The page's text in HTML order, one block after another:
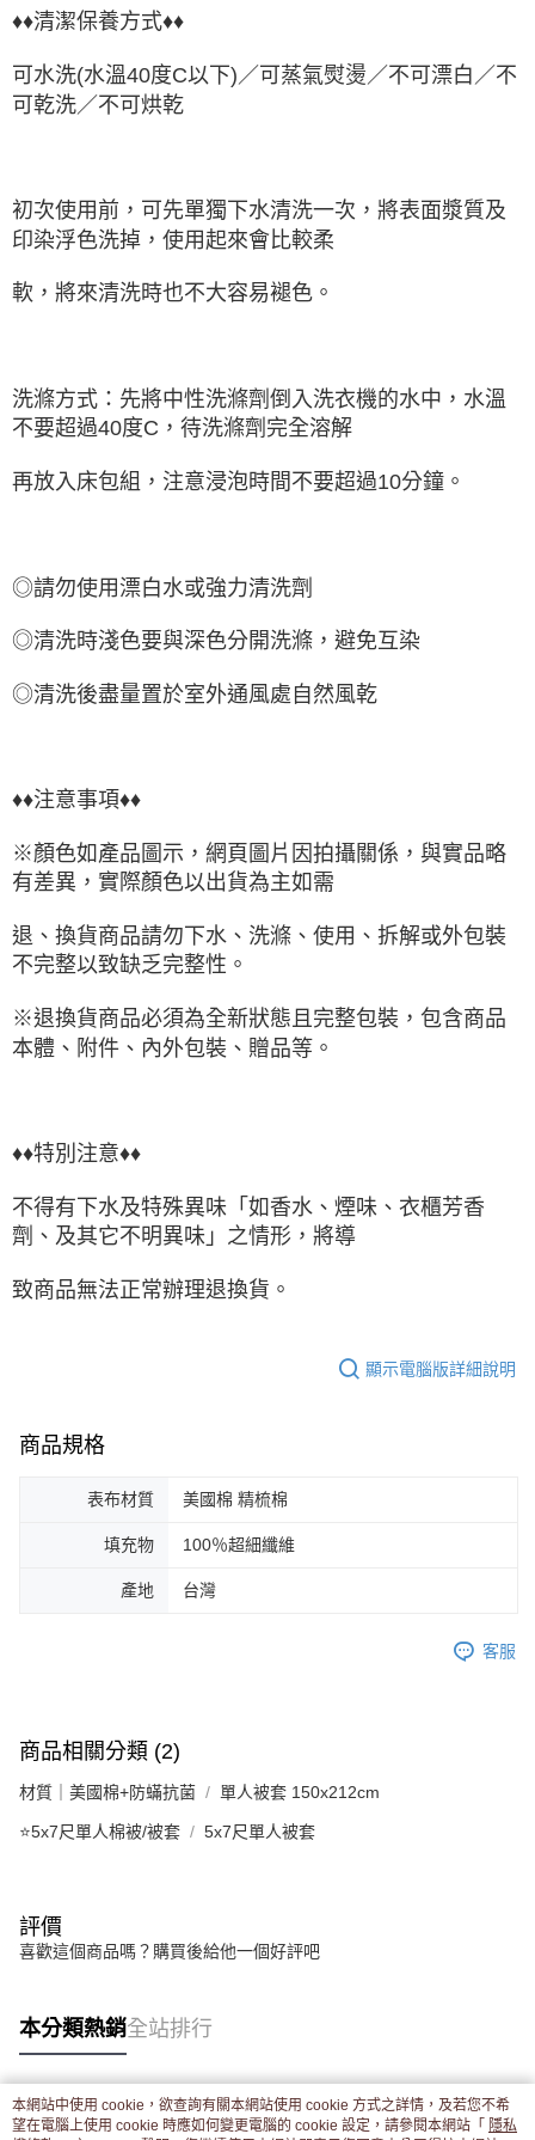
♦♦清潔保養方式♦♦
可水洗(水溫40度C以下)／可蒸氣熨燙／不可漂白／不
可乾洗／不可烘乾
初次使用前，可先單獨下水清洗一次，將表面漿質及
印染浮色洗掉，使用起來會比較柔
軟，將來清洗時也不大容易褪色。
洗滌方式：先將中性洗滌劑倒入洗衣機的水中，水溫
不要超過40度C，待洗滌劑完全溶解
再放入床包組，注意浸泡時間不要超過10分鐘。
◎請勿使用漂白水或強力清洗劑
◎清洗時淺色要與深色分開洗滌，避免互染
◎清洗後盡量置於室外通風處自然風乾
♦♦注意事項♦♦
※顏色如產品圖示，網頁圖片因拍攝關係，與實品略
有差異，實際顏色以出貨為主如需
退、換貨商品請勿下水、洗滌、使用、拆解或外包裝
不完整以致缺乏完整性。
※退換貨商品必須為全新狀態且完整包裝，包含商品
本體、附件、內外包裝、贈品等。
♦♦特別注意♦♦
不得有下水及特殊異味「如香水、煙味、衣櫃芳香
劑、及其它不明異味」之情形，將導
致商品無法正常辦理退換貨。
顯示電腦版詳細說明
商品規格
表布材質 美國棉 精梳棉
填充物 100％超細纖維
產地 台灣
客服
商品相關分類 (2)
材質｜美國棉+防蟎抗菌 單人被套 150x212cm
⭐5x7尺單人棉被/被套 5x7尺單人被套
評價
喜歡這個商品嗎？購買後給他一個好評吧
本分類熱銷全站排行
熱門標籤
本網站中使用 cookie，欲查詢有關本網站使用 cookie 方式之詳情，及若您不希
望在電腦上使用 cookie 時應如何變更電腦的 cookie 設定，請參閱本網站「 隱私